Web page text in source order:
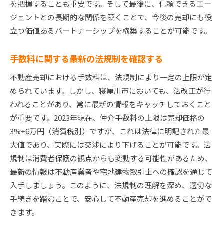
を把握することも重要です。そして最後に、信頼できるエー
ジェントとの長期的な関係を築くことで、今後の売却にも役
立つ価値あるパートナーシップを構築することが可能です。
手数料に関する最新の法規制を確認する
不動産売却における手数料は、法規制により一定の上限が定
められています。しかし、寝屋川市においても、法改正が行
われることがあり、常に最新の情報をキャッチしておくこと
が重要です。2023年現在、仲介手数料の上限は売却価格の
3%+6万円（消費税別）ですが、これは法律に明記された最
大値であり、実際には交渉により下げることが可能です。法
規制は消費者保護の観点からも変動する可能性があるため、
最新の情報は不動産業者や宅地建物取引士への確認を通じて
入手しましょう。このように、法規制の理解を深め、適切な
手続きを踏むことで、安心して不動産売却を進めることがで
きます。